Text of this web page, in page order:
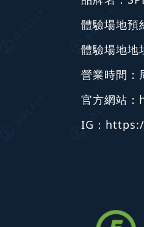
體驗場地預
體驗場地地
營業時間：
官方網站：
IG：